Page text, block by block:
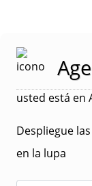
usted está en
Despliegue
en la lupa